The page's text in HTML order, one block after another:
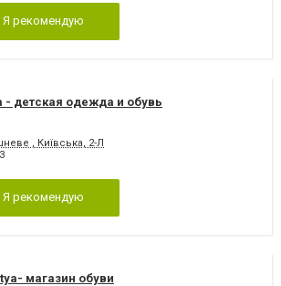
Я рекомендую
- детская одежда и обувь
, Київська, 2-Л
Я рекомендую
магазин обуви